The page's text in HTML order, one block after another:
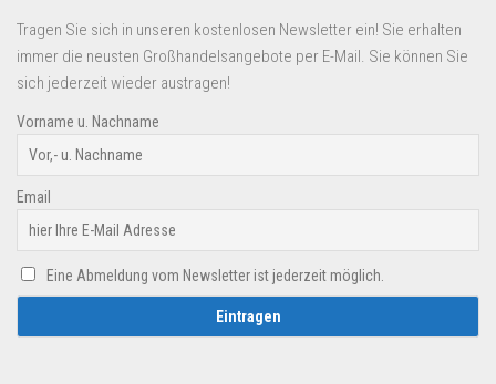
Tragen Sie sich in unseren kostenlosen Newsletter ein! Sie erhalten
immer die neusten Großhandelsangebote per E-Mail. Sie können Sie
sich jederzeit wieder austragen!
Vorname u. Nachname
Email
Eine Abmeldung vom Newsletter ist jederzeit möglich.